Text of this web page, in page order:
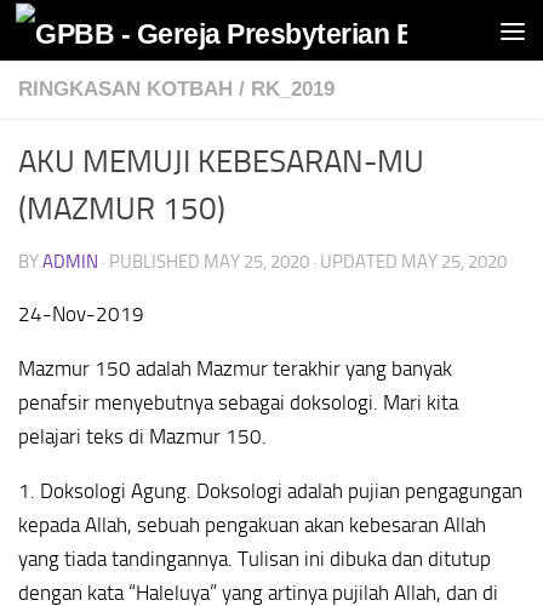
Skip to content
RINGKASAN KOTBAH / RK_2019
AKU MEMUJI KEBESARAN-MU
(MAZMUR 150)
BYADMIN · PUBLISHED MAY 25, 2020 · UPDATED MAY 25, 2020
24-Nov-2019
Mazmur 150 adalah Mazmur terakhir yang banyak
penafsir menyebutnya sebagai doksologi. Mari kita
pelajari teks di Mazmur 150.
1. Doksologi Agung. Doksologi adalah pujian pengagungan
kepada Allah, sebuah pengakuan akan kebesaran Allah
yang tiada tandingannya. Tulisan ini dibuka dan ditutup
dengan kata “Haleluya” yang artinya pujilah Allah, dan di